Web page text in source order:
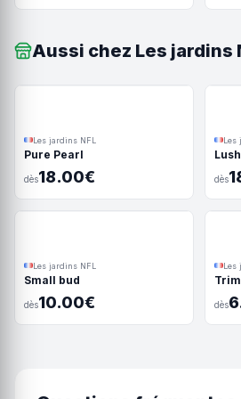
Aussi chez Les jardins
Les jardins NFL
Pure Pearl
dès18.00€
Les
dès
Les jardins NFL
Small bud
dès10.00€
Les
dès